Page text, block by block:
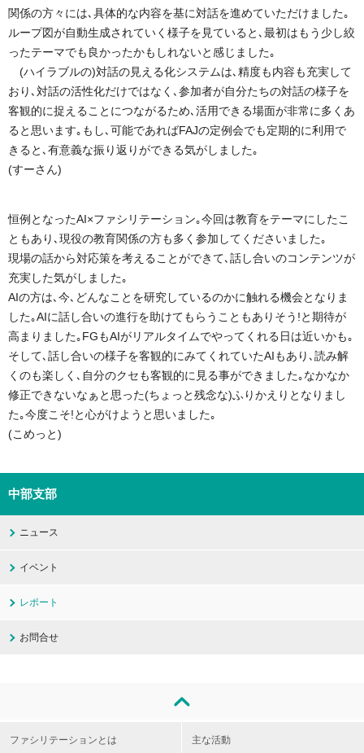
関係の方々には､具体的な内容を基に対話を進めていただけました｡
ループ図が自動生成されていく様子を見ていると､最初はもう少し絞
ったテーマでも良かったかもしれないと感じました｡
(ハイラブルの)対話の見える化システムは､精度も内容も充実して
おり､対話の活性化だけではなく､参加者が自分たちの対話の様子を
客観的に捉えることにつながるため､活用できる場面が非常に多くあ
ると思います｡もし､可能であればFAJの定例会でも定期的に利用で
きると､有意義な振り返りができる気がしました｡
(すーさん)
恒例となったAI×ファシリテーション｡今回は教育をテーマにしたこ
ともあり､現役の教育関係の方も多く参加してくださいました｡
現場の話から対応策を考えることができて､話し合いのコンテンツが
充実した気がしました｡
AIの方は､今､どんなことを研究しているのかに触れる機会となりま
した｡AIに話し合いの進行を助けてもらうこともありそう!と期待が
高まりました｡FGもAIがリアルタイムでやってくれる日は近いかも｡
そして､話し合いの様子を客観的にみてくれていたAIもあり､読み解
くのも楽しく､自分のクセも客観的に見る事ができました｡なかなか
修正できないなぁと思った(ちょっと残念な)ふりかえりとなりまし
た｡今度こそ!と心がけようと思いました｡
(こめっと)
中部支部
ニュース
イベント
レポート
お問合せ
ファシリテーションとは 主な活動